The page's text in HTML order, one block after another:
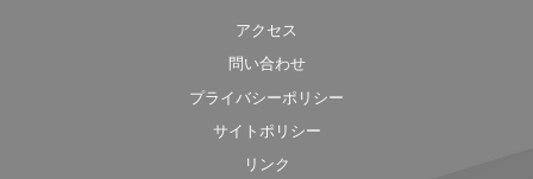
アクセス
問い合わせ
プライバシーポリシー
サイトポリシー
リンク